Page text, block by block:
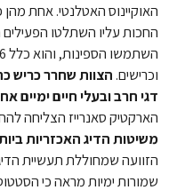
האוקיינוס האטלנטי. אחת
וכרישים. הצוות שחרר כריש
דגי חרב ובעלי חיים ימיים
הארקטיק סאנרייז הצליחה
משיטות הדיג האכזריות
הזוועה שמחוללת תעשיית
שמורות ימיות מראה כי